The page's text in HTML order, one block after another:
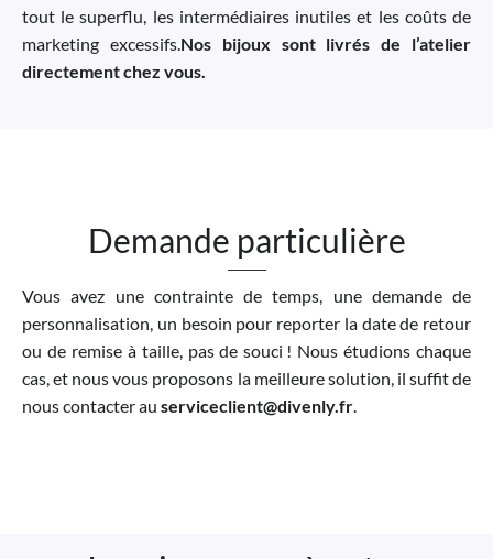
tout le superflu, les intermédiaires inutiles et les coûts de
marketing excessifs. Nos bijoux sont livrés de l’atelier
directement chez vous.
Demande particulière
Vous avez une contrainte de temps, une demande de
personnalisation, un besoin pour reporter la date de retour
ou de remise à taille, pas de souci ! Nous étudions chaque
cas, et nous vous proposons la meilleure solution, il suffit de
nous contacter au serviceclient@divenly.fr.